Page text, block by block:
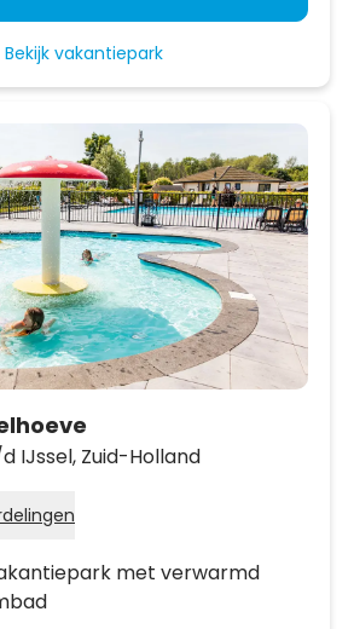
Bekijk vakantiepark
IJssel, Zuid-Holland
met verwarmd